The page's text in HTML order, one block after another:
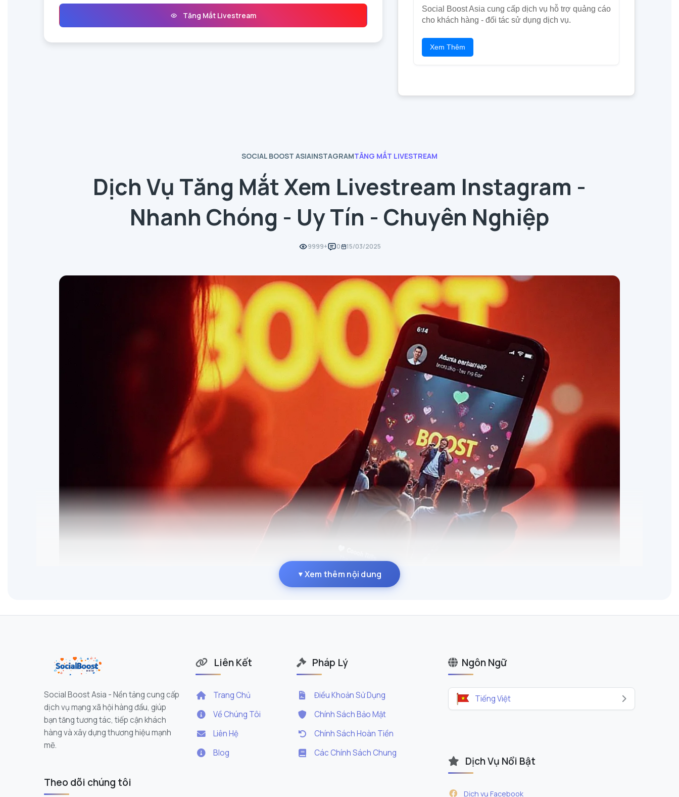
Tăng Mắt Livestream
Social Boost Asia cung cấp dịch vụ hỗ trợ quảng cáo
cho khách hàng - đối tác sử dụng dịch vụ.
Xem Thêm
SOCIAL BOOST ASIAINSTAGRAMTĂNG MẮT LIVESTREAM
Dịch Vụ Tăng Mắt Xem Livestream Instagram -
Nhanh Chóng - Uy Tín - Chuyên Nghiệp
9999+ 0 15/03/2025
Tác
Social Boost Asia
Instagram
▼ Xem thêm nội dung
Social Boost Asia - Nền tảng cung cấp
dịch vụ mạng xã hội hàng đầu, giúp
bạn tăng tương tác, tiếp cận khách
hàng và xây dựng thương hiệu mạnh
mẽ.
Theo dõi chúng tôi
Liên Kết
Trang Chủ
Về Chúng Tôi
Liên Hệ
Blog
Pháp Lý
Điều Khoản Sử Dụng
Chính Sách Bảo Mật
Chính Sách Hoàn Tiền
Các Chính Sách Chung
Ngôn Ngữ
Tiếng Việt
Dịch Vụ Nổi Bật
Dịch vụ Facebook